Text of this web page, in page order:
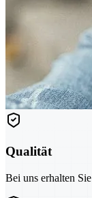
Qualität
Bei uns erhalten